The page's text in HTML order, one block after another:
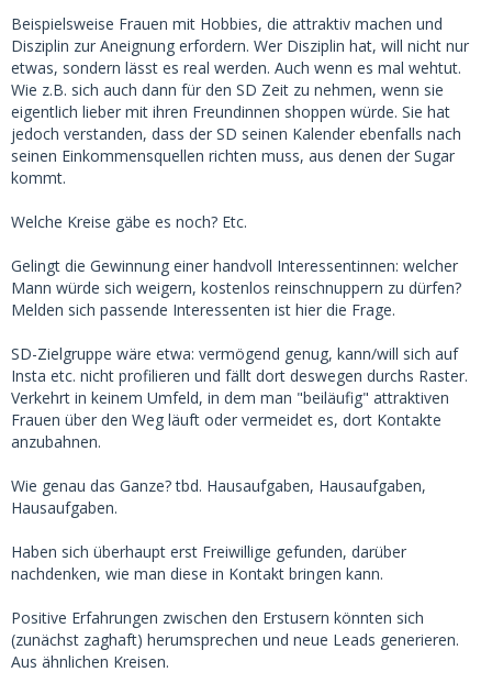
Beispielsweise Frauen mit Hobbies, die attraktiv machen und
Disziplin zur Aneignung erfordern. Wer Disziplin hat, will nicht nur
etwas, sondern lässt es real werden. Auch wenn es mal wehtut.
Wie z.B. sich auch dann für den SD Zeit zu nehmen, wenn sie
eigentlich lieber mit ihren Freundinnen shoppen würde. Sie hat
jedoch verstanden, dass der SD seinen Kalender ebenfalls nach
seinen Einkommensquellen richten muss, aus denen der Sugar
kommt.
Welche Kreise gäbe es noch? Etc.
Gelingt die Gewinnung einer handvoll Interessentinnen: welcher
Mann würde sich weigern, kostenlos reinschnuppern zu dürfen?
Melden sich passende Interessenten ist hier die Frage.
SD-Zielgruppe wäre etwa: vermögend genug, kann/will sich auf
Insta etc. nicht profilieren und fällt dort deswegen durchs Raster.
Verkehrt in keinem Umfeld, in dem man "beiläufig" attraktiven
Frauen über den Weg läuft oder vermeidet es, dort Kontakte
anzubahnen.
Wie genau das Ganze? tbd. Hausaufgaben, Hausaufgaben,
Hausaufgaben.
Haben sich überhaupt erst Freiwillige gefunden, darüber
nachdenken, wie man diese in Kontakt bringen kann.
Positive Erfahrungen zwischen den Erstusern könnten sich
(zunächst zaghaft) herumsprechen und neue Leads generieren.
Aus ähnlichen Kreisen.